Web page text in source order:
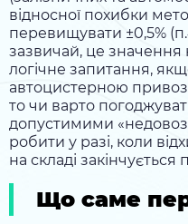
відносної похибки
перевищувати ±0,5%
зазвичай, це значення
логічне запитання,
автоцистерною
то чи варто
допустимими
робити у разі, коли
на складі закінчується
Що саме